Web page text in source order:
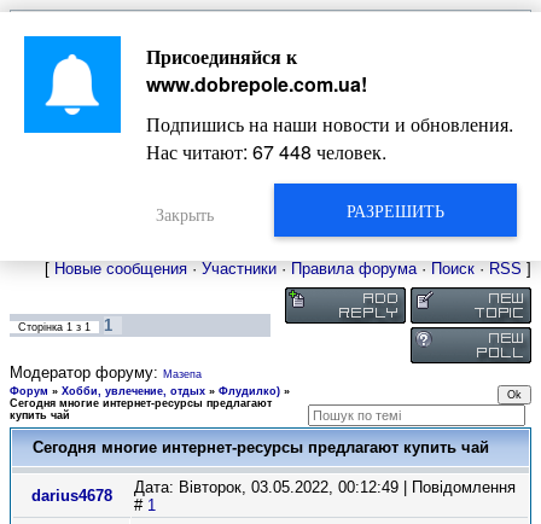
Главная
Новости
Довідкова
Фото
Оголошення
Видео
Жизнь Добропольского края
[ Новые сообщения · Участники · Правила форума· Поиск · RSS ]
Сторінка 1 з 1 1
Модератор форуму: Мазепа
Форум » Хобби, увлечение, отдых » Флудилко) »
Сегодня многие интернет-ресурсы предлагают
купить чай
Сегодня многие интернет-ресурсы предлагают купить чай
darius4678
Дата: Вівторок, 03.05.2022, 00:12:49 | Повідомлення
# 1
Присоединяйся к
www.dobrepole.com.ua!
Подпишись на наши новости и обновления.
Нас читают: 67 448 человек.
РАЗРЕШИТЬ
Закрыть